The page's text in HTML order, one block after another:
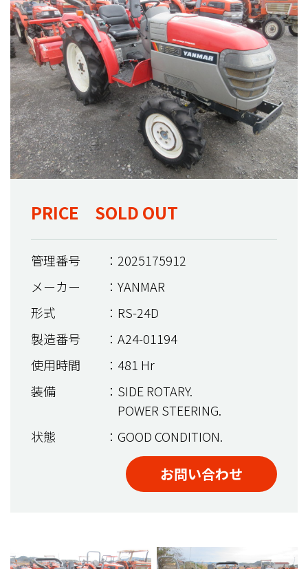
PRICE SOLD OUT
管理番号
：2025175912
メーカー
：YANMAR
形式
：RS-24D
製造番号
：A24-01194
使用時間
：481 Hr
装備
：SIDE ROTARY.
POWER STEERING.
状態
：GOOD CONDITION.
お問い合わせ